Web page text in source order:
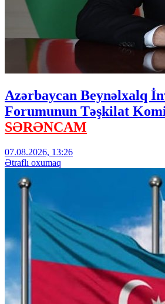
Azərbaycan Beynəlxalq
Forumunun Təşkilat
SƏRƏNCAM
07.08.2026, 13:26
Ətraflı oxumaq